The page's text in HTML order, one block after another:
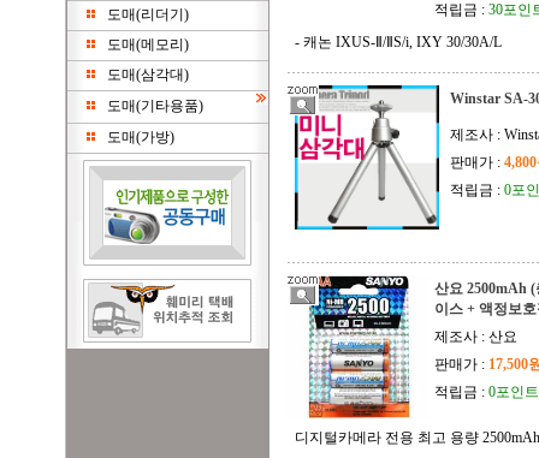
도매(리더기)
도매(메모리)
도매(삼각대)
도매(기타용품)
도매(가방)
적립금 : 30포인
- 캐논 IXUS-Ⅱ/ⅡS/i, IXY 30/30A/L
Winstar SA-
제조사 :
판매가 :
적립금 : 0포
산요 2500mAh
이스 + 액정보
제조사 : 산요
판매가 : 17,500
적립금 : 0포인트
디지털카메라 전용 최고 용량 2500mAh